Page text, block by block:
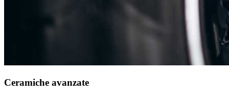
Ceramiche avanzate